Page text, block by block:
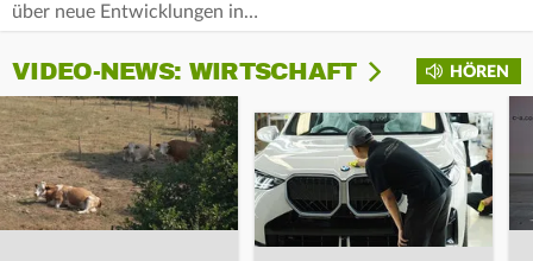
über neue Entwicklungen in…
HÖREN
VIDEO-NEWS: WIRTSCHAFT